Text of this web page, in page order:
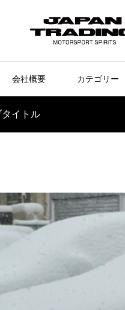
会社概要 カテゴリー
イトル